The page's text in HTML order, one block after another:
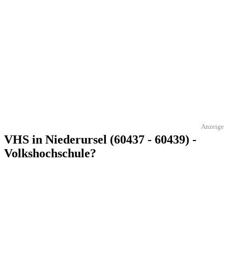
Anzeige
VHS in Niederursel (60437 - 60439) -
Volkshochschule?